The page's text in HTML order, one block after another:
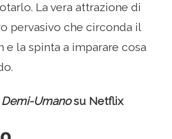
La vera attrazione di
pervasivo che circonda il
e la spinta a imparare cosa
Demi-Umanosu Netflix